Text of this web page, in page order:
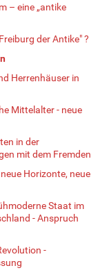
– eine „antike
der Antike" ?
Herrenhäuser in
Mittelalter - neue
in der
mit dem Fremden
Horizonte, neue
Staat im
- Anspruch
-